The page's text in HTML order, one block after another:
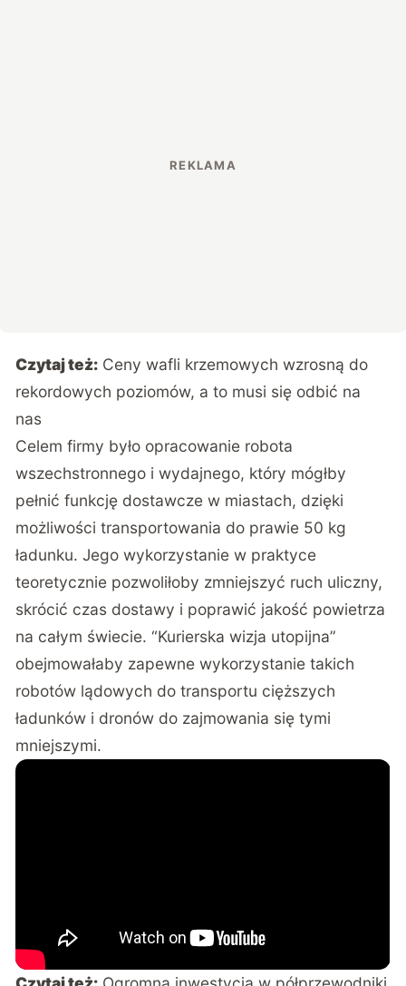
Czytaj też: Ceny wafli krzemowych wzrosną do
rekordowych poziomów, a to musi się odbić na
nas
Celem firmy było opracowanie robota
wszechstronnego i wydajnego, który mógłby
pełnić funkcję dostawcze w miastach, dzięki
możliwości transportowania do prawie 50 kg
ładunku. Jego wykorzystanie w praktyce
teoretycznie pozwoliłoby zmniejszyć ruch uliczny,
skrócić czas dostawy i poprawić jakość powietrza
na całym świecie. “Kurierska wizja utopijna”
obejmowałaby zapewne wykorzystanie takich
robotów lądowych do transportu cięższych
ładunków i dronów do zajmowania się tymi
mniejszymi.